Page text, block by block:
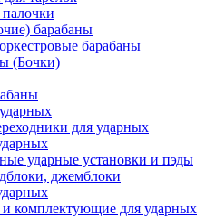
барабаны
барабаны
(Бочки)
для ударных
ударные установки и пэды
джемблоки
и комплектующие для ударных